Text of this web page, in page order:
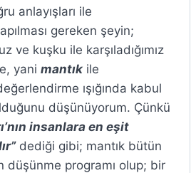
anlayışları ile
gereken şeyin;
ve kuşku ile karşıladığımız
yani mantık ile
ışığında kabul
düşünüyorum. Çünkü
insanlara en eşit
dediği gibi; mantık bütün
düşünme programı olup; bir